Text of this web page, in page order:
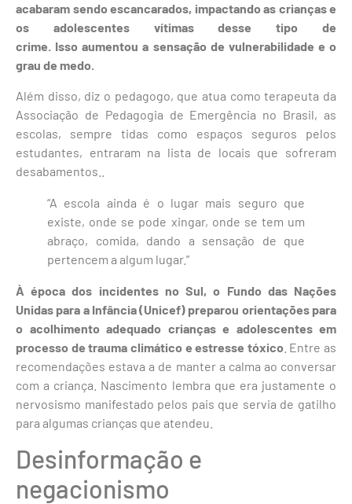
acabaram sendo escancarados, impactando as crianças e
os adolescentes vítimas desse tipo de
crime. Isso aumentou a sensação de vulnerabilidade e o
grau de medo.
Além disso, diz o pedagogo, que atua como terapeuta da
Associação de Pedagogia de Emergência no Brasil, as
escolas, sempre tidas como espaços seguros pelos
estudantes, entraram na lista de locais que sofreram
desabamentos..
“A escola ainda é o lugar mais seguro que
existe, onde se pode xingar, onde se tem um
abraço, comida, dando a sensação de que
pertencem a algum lugar.”
À época dos incidentes no Sul, o Fundo das Nações
Unidas para a Infância (Unicef) preparou orientações para
o acolhimento adequado crianças e adolescentes em
processo de trauma climático e estresse tóxico. Entre as
recomendações estava a de manter a calma ao conversar
com a criança. Nascimento lembra que era justamente o
nervosismo manifestado pelos pais que servia de gatilho
para algumas crianças que atendeu.
Desinformação e
negacionismo